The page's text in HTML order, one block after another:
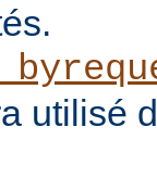
utilisé